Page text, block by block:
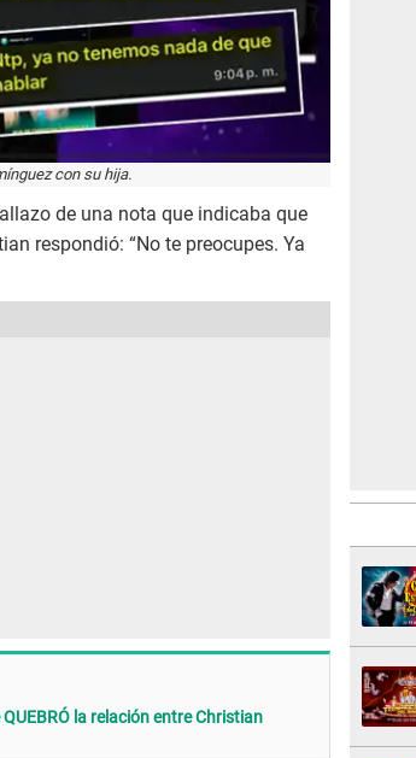
con su hija.
de una nota que indicaba que
respondió: “No te preocupes. Ya
QUEBRÓ la relación entre Christian